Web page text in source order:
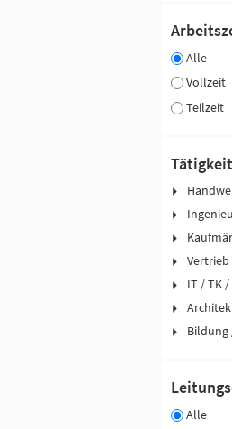
Alle
Vollzeit
Teilzeit
Vertrieb
IT / TK
Bildung
Alle